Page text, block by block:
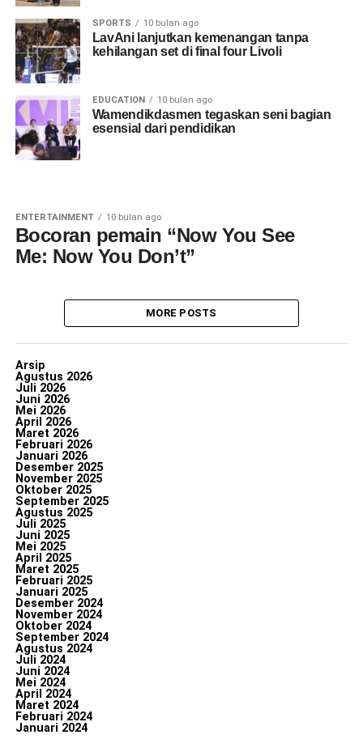
SPORTS 10 bulan ago
LavAni lanjutkan kemenangan tanpa
kehilangan set di final four Livoli
EDUCATION 10 bulan ago
Wamendikdasmen tegaskan seni bagian
esensial dari pendidikan
ENTERTAINMENT 10 bulan ago
Bocoran pemain “Now You See
Me: Now You Don’t”
MORE POSTS
Arsip
Agustus 2026
Juli 2026
Juni 2026
Mei 2026
April 2026
Maret 2026
Februari 2026
Januari 2026
Desember 2025
November 2025
Oktober 2025
September 2025
Agustus 2025
Juli 2025
Juni 2025
Mei 2025
April 2025
Maret 2025
Februari 2025
Januari 2025
Desember 2024
November 2024
Oktober 2024
September 2024
Agustus 2024
Juli 2024
Juni 2024
Mei 2024
April 2024
Maret 2024
Februari 2024
Januari 2024